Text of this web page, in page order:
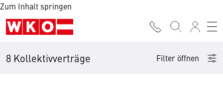
Zum Inhalt springen
8 Kollektivverträge Filter öffnen